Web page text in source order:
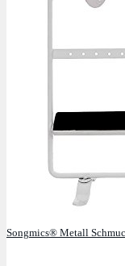
Songmics® Metall